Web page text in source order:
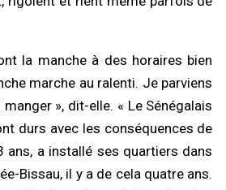
la manche à des horaires bien
marche au ralenti. Je parviens
», dit-elle. « Le Sénégalais
durs avec les conséquences de
ans, a installé ses quartiers dans
Bissau, il y a de cela quatre ans.
un
Déclaration de patrimoine : après
l’échéance du 31 juillet, Me Moussa Sarr
retardataires
07/08/2026 à 16:25
Gamou 2026 : Tivaouane mise sur le